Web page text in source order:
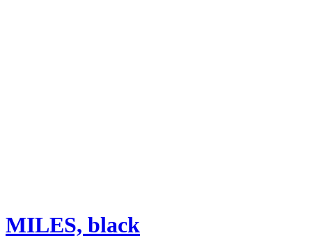
MILES, black